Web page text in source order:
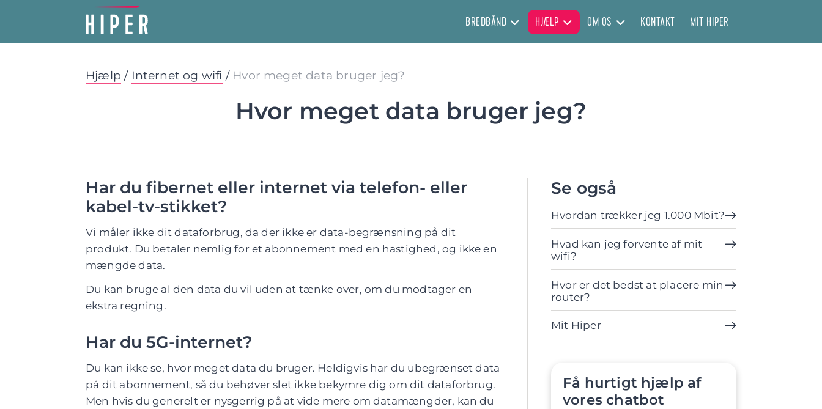
BREDBÅND HJÆLP OM OS KONTAKT MIT HIPER
Hjælp / Internet og wifi / Hvor meget data bruger jeg?
Hvor meget data bruger jeg?
Har du fibernet eller internet via telefon- eller
kabel-tv-stikket?
Vi måler ikke dit dataforbrug, da der ikke er data-begrænsning på dit
produkt. Du betaler nemlig for et abonnement med en hastighed, og ikke en
mængde data.
Du kan bruge al den data du vil uden at tænke over, om du modtager en
ekstra regning.
Har du 5G-internet?
Du kan ikke se, hvor meget data du bruger. Heldigvis har du ubegrænset data
på dit abonnement, så du behøver slet ikke bekymre dig om dit dataforbrug.
Men hvis du generelt er nysgerrig på at vide mere om datamængder, kan du
Se også
Hvordan trækker jeg 1.000 Mbit?
Hvad kan jeg forvente af mit
wifi?
Hvor er det bedst at placere min
router?
Mit Hiper
Få hurtigt hjælp af
vores chatbot